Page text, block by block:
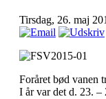
Tirsdag, 26. maj
Foråret bød vanen
I år var det d. 23.